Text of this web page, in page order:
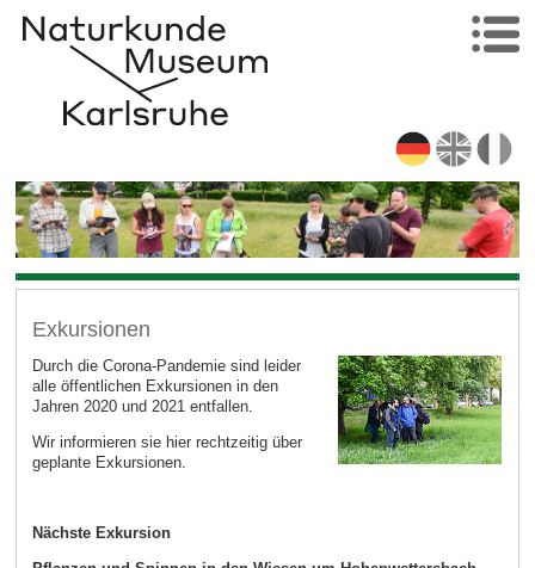
Exkursionen
Durch die Corona-Pandemie sind leider
alle öffentlichen Exkursionen in den
Jahren 2020 und 2021 entfallen.
Wir informieren sie hier rechtzeitig über
geplante Exkursionen.
Nächste Exkursion